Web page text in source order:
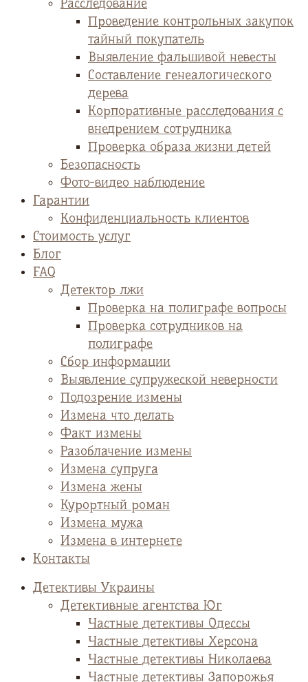
Расследование
Проведение контрольных закупок
тайный покупатель
Выявление фальшивой невесты
Cоставление генеалогического
дерева
Корпоративные расследования с
внедрением сотрудника
Проверка образа жизни детей
Безопасность
Фото-видео наблюдение
Гарантии
Конфиденциальность клиентов
Стоимость услуг
Блог
FAQ
Детектор лжи
Проверка на полиграфе вопросы
Проверка сотрудников на
полиграфе
Сбор информации
Выявление супружеской неверности
Подозрение измены
Измена что делать
Факт измены
Разоблачение измены
Измена супруга
Измена жены
Курортный роман
Измена мужа
Измена в интернете
Контакты
Детективы Украины
Детективные агентства Юг
Частные детективы Одессы
Частные детективы Херсона
Частные детективы Николаева
Частные детективы Запорожья